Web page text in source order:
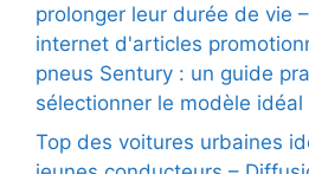
prolonger leur durée de vie
internet d'articles
pneus Sentury : un guide
sélectionner le modèle idéal
Top des voitures urbaines